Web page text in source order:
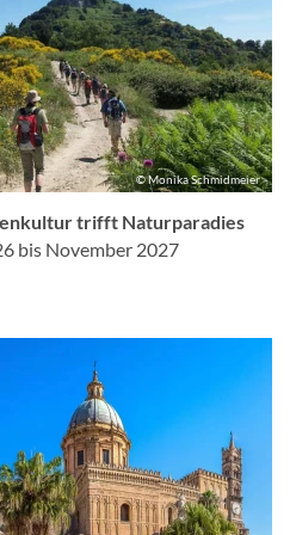
© Monika Schmidmeier
trifft Naturparadies
bis November 2027